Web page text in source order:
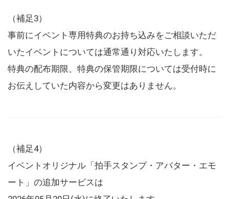
（補足3）
事前にイベント専用特典のお持ち込みをご相談いただ
いたイベントについては通常通り対応いたします。
特典の配布期限、特典の保管期限については受付時に
お伝えしていた内容から変更はありません。
（補足4）
イベントオリジナル「拍手スタンプ・アバター・エモ
ート」の追加サービスは